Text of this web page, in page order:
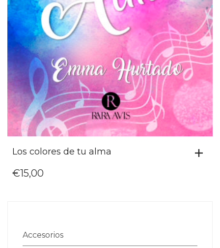
Los colores de tu alma
€15,00
Accesorios